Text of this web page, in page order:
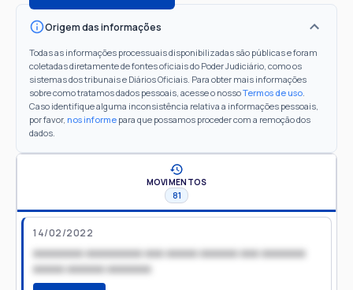
Origem das informações
Todas as informações processuais disponibilizadas são públicas e foram
coletadas diretamente de fontes oficiais do Poder Judiciário, como os
sistemas dos tribunais e Diários Oficiais. Para obter mais informações
sobre como tratamos dados pessoais, acesse o nossoTermos de uso.
Caso identifique alguma inconsistência relativa a informações pessoais,
por favor, nos informe para que possamos proceder com a remoção dos
dados.
MOVIMENTOS
81
14/02/2022
xxxxxxxx xxxxxxxxx xxx xxxxx xxxxxx xxx xxxxxxx
xxxxx xxxxxx xxxxxxx